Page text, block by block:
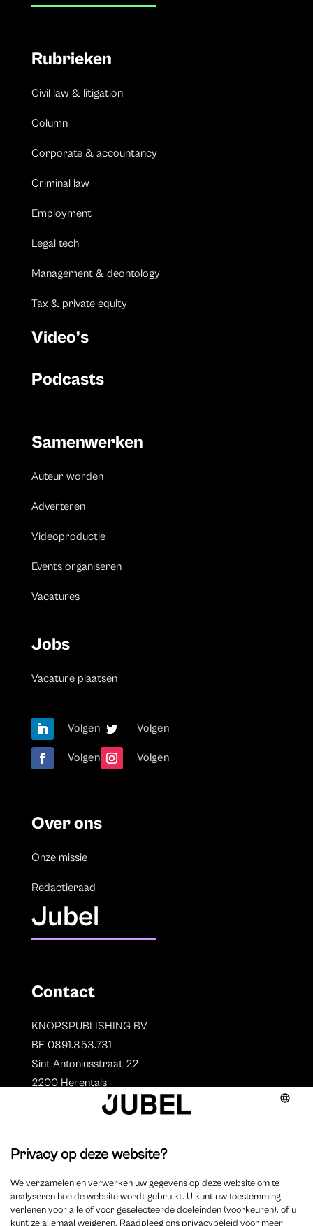
Rubrieken
Civil law & litigation
Column
Corporate & accountancy
Criminal law
Employment
Legal tech
Management & deontology
Tax & private equity
Video’s
Podcasts
Samenwerken
Auteur worden
Adverteren
Videoproductie
Events organiseren
Vacatures
Jobs
Vacature plaatsen
Volgen Volgen
Volgen Volgen
Over ons
Onze missie
Redactieraad
Jubel
Contact
KNOPSPUBLISHING BV
BE 0891.853.731
Sint-Antoniusstraat 22
2200 Herentals
Auteurs
Overzicht auteurs
Auteur worden?